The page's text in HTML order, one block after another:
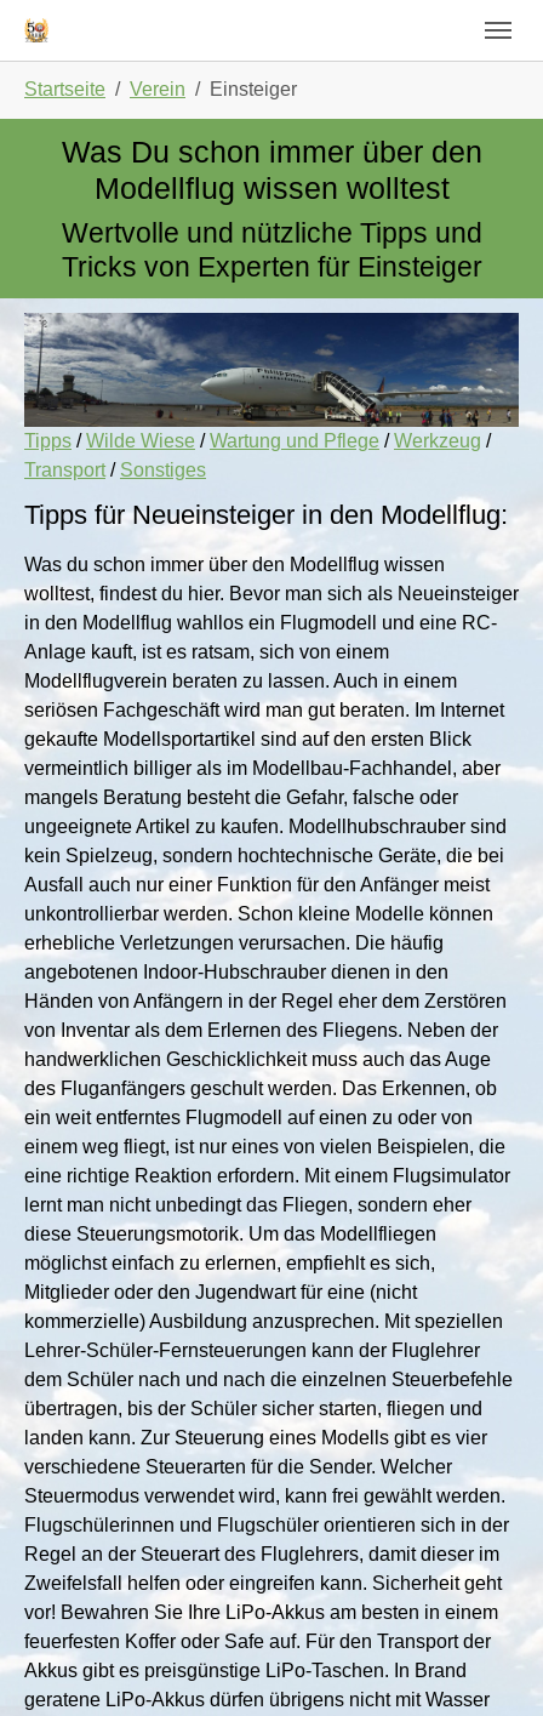
Startseite Verein Einsteiger
Was Du schon immer über den
Modellflug wissen wolltest
Wertvolle und nützliche Tipps und
Tricks von Experten für Einsteiger
Tipps /Wilde Wiese /Wartung und Pflege /Werkzeug /
Transport/ Sonstiges
Tipps für Neueinsteiger in den Modellflug:
Was du schon immer über den Modellflug wissen
wolltest, findest du hier. Bevor man sich als Neueinsteiger
in den Modellflug wahllos ein Flugmodell und eine RC-
Anlage kauft, ist es ratsam, sich von einem
Modellflugverein beraten zu lassen. Auch in einem
seriösen Fachgeschäft wird man gut beraten. Im Internet
gekaufte Modellsportartikel sind auf den ersten Blick
vermeintlich billiger als im Modellbau-Fachhandel, aber
mangels Beratung besteht die Gefahr, falsche oder
ungeeignete Artikel zu kaufen. Modellhubschrauber sind
kein Spielzeug, sondern hochtechnische Geräte, die bei
Ausfall auch nur einer Funktion für den Anfänger meist
unkontrollierbar werden. Schon kleine Modelle können
erhebliche Verletzungen verursachen. Die häufig
angebotenen Indoor-Hubschrauber dienen in den
Händen von Anfängern in der Regel eher dem Zerstören
von Inventar als dem Erlernen des Fliegens. Neben der
handwerklichen Geschicklichkeit muss auch das Auge
des Fluganfängers geschult werden. Das Erkennen, ob
ein weit entferntes Flugmodell auf einen zu oder von
einem weg fliegt, ist nur eines von vielen Beispielen, die
eine richtige Reaktion erfordern. Mit einem Flugsimulator
lernt man nicht unbedingt das Fliegen, sondern eher
diese Steuerungsmotorik. Um das Modellfliegen
möglichst einfach zu erlernen, empfiehlt es sich,
Mitglieder oder den Jugendwart für eine (nicht
kommerzielle) Ausbildung anzusprechen. Mit speziellen
Lehrer-Schüler-Fernsteuerungen kann der Fluglehrer
dem Schüler nach und nach die einzelnen Steuerbefehle
übertragen, bis der Schüler sicher starten, fliegen und
landen kann. Zur Steuerung eines Modells gibt es vier
verschiedene Steuerarten für die Sender. Welcher
Steuermodus verwendet wird, kann frei gewählt werden.
Flugschülerinnen und Flugschüler orientieren sich in der
Regel an der Steuerart des Fluglehrers, damit dieser im
Zweifelsfall helfen oder eingreifen kann. Sicherheit geht
vor! Bewahren Sie Ihre LiPo-Akkus am besten in einem
feuerfesten Koffer oder Safe auf. Für den Transport der
Akkus gibt es preisgünstige LiPo-Taschen. In Brand
geratene LiPo-Akkus dürfen übrigens nicht mit Wasser